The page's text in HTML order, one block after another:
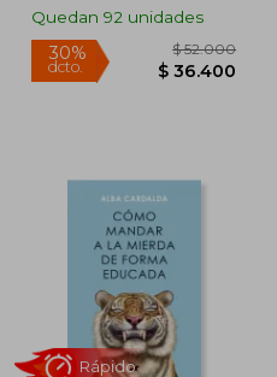
Rápido
Quedan 92 unidades